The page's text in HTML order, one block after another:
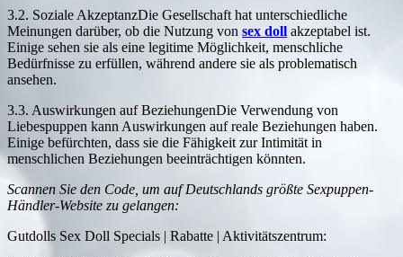
3.2. Soziale AkzeptanzDie Gesellschaft hat unterschiedliche
Meinungen darüber, ob die Nutzung von sex doll akzeptabel ist.
Einige sehen sie als eine legitime Möglichkeit, menschliche
Bedürfnisse zu erfüllen, während andere sie als problematisch
ansehen.
3.3. Auswirkungen auf BeziehungenDie Verwendung von
Liebespuppen kann Auswirkungen auf reale Beziehungen haben.
Einige befürchten, dass sie die Fähigkeit zur Intimität in
menschlichen Beziehungen beeinträchtigen könnten.
Scannen Sie den Code, um auf Deutschlands größte Sexpuppen-
Händler-Website zu gelangen:
Gutdolls Sex Doll Specials | Rabatte | Aktivitätszentrum: